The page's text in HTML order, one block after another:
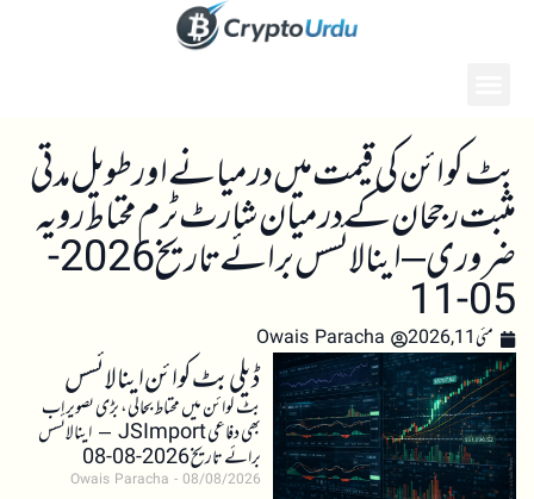
بٹ کوائن کی قیمت میں درمیانے اور طویل مدتی
مثبت رجحان کے درمیان شارٹ ٹرم محتاط رویہ
ضروری – اینالائسس برائے تاریخ 2026-
05-11
مئی 11, 2026 Owais Paracha
ڈیلی بٹ کوائن اینالائسس
بٹ کوائن میں محتاط بحالی، بڑی تصویر اب
بھی دفاعی JSImport – اینالائسس
برائے تاریخ 2026-08-08
Owais Paracha 08/08/2026